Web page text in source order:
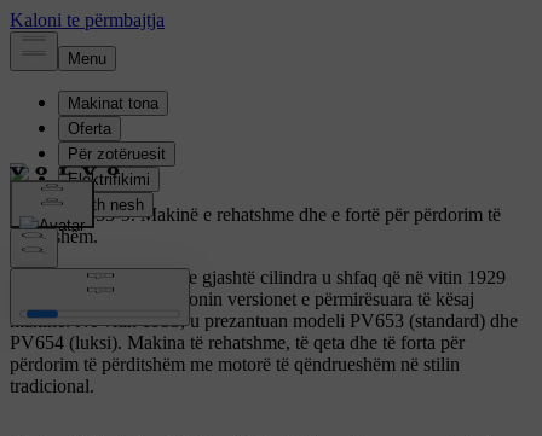
Volvo PV653-9. Makinë e rehatshme dhe e fortë për përdorim të
përditshëm.
Makina e parë Volvo me gjashtë cilindra u shfaq që në vitin 1929
dhe më pas do të vazhdonin versionet e përmirësuara të kësaj
makine. Në vitin 1933, u prezantuan modeli PV653 (standard) dhe
PV654 (luksi). Makina të rehatshme, të qeta dhe të forta për
përdorim të përditshëm me motorë të qëndrueshëm në stilin
tradicional.